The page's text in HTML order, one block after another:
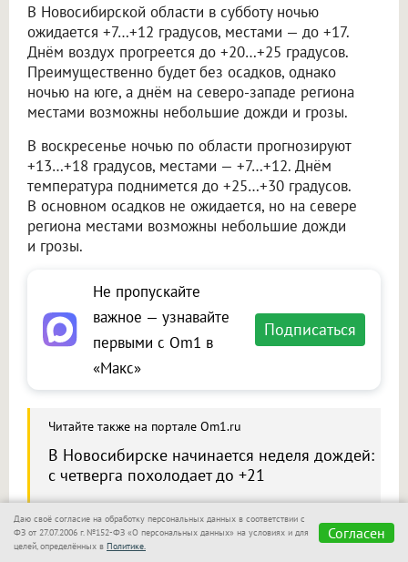
В Новосибирской области в субботу ночью
ожидается +7…+12 градусов, местами — до +17.
Днём воздух прогреется до +20…+25 градусов.
Преимущественно будет без осадков, однако
ночью на юге, а днём на северо-западе региона
местами возможны небольшие дожди и грозы.
В воскресенье ночью по области прогнозируют
+13…+18 градусов, местами — +7…+12. Днём
температура поднимется до +25…+30 градусов.
В основном осадков не ожидается, но на севере
региона местами возможны небольшие дожди
и грозы.
Не пропускайте
важное — узнавайте
первыми с Om1 в
«Макс»
Подписаться
Читайте также на портале Om1.ru
В Новосибирске начинается неделя дождей:
с четверга похолодает до +21
Даю своё согласие на обработку персональных данных в соответствии с
ФЗ от 27.07.2006 г. №152-ФЗ «О персональных данных» на условиях и для
целей, определённых в Политике.
Согласен